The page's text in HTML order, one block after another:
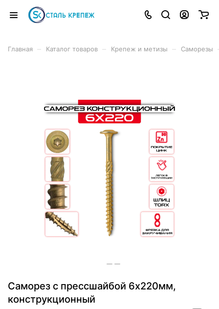
Главная Каталог товаров Крепеж и метизы Саморезы
Саморез с прессшайбой 6х220мм,
конструкционный